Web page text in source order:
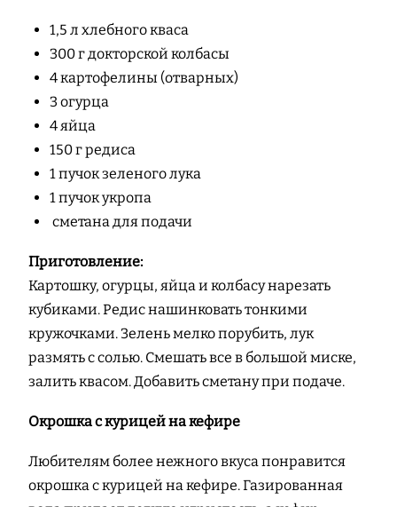
1,5 л хлебного кваса
300 г докторской колбасы
4 картофелины (отварных)
3 огурца
4 яйца
150 г редиса
1 пучок зеленого лука
1 пучок укропа
сметана для подачи
Приготовление:
Картошку, огурцы, яйца и колбасу нарезать
кубиками. Редис нашинковать тонкими
кружочками. Зелень мелко порубить, лук
размять с солью. Смешать все в большой миске,
залить квасом. Добавить сметану при подаче.
Окрошка с курицей на кефире
Любителям более нежного вкуса понравится
окрошка с курицей на кефире. Газированная